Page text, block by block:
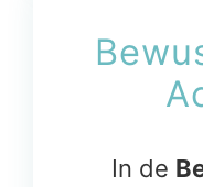
In de